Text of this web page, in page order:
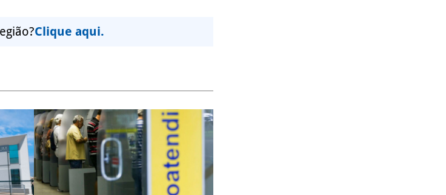
Clique aqui.